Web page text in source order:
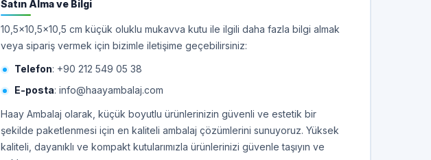
Satın Alma ve Bilgi
10,5x10,5x10,5 cm küçük oluklu mukavva kutu ile ilgili daha fazla bilgi almak
veya sipariş vermek için bizimle iletişime geçebilirsiniz:
Telefon: +90 212 549 05 38
E-posta: info@haayambalaj.com
Haay Ambalaj olarak, küçük boyutlu ürünlerinizin güvenli ve estetik bir
şekilde paketlenmesi için en kaliteli ambalaj çözümlerini sunuyoruz. Yüksek
kaliteli, dayanıklı ve kompakt kutularımızla ürünlerinizi güvenle taşıyın ve